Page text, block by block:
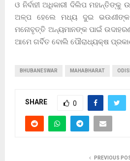
ଓ ନିର୍ବାହୀ ଅଧିକାରୀ ଦିଲିପ ମହାନ୍ତିଙ୍କୁ
ଅଳ୍ପ ହେଲେ ମଧ୍ୟ ଦୁଇ ଭଉଣୀଙ୍କ
ମନୋବୃତ୍ତି ଅନ୍ୟମାନଙ୍କ ପାଇଁ
ଆମେ ଗର୍ବିତ ବୋଲି ପୌରାଧ୍ୟକ୍ଷ
BHUBANESWAR MAHABHARAT
SHARE 0
PREVIOUS